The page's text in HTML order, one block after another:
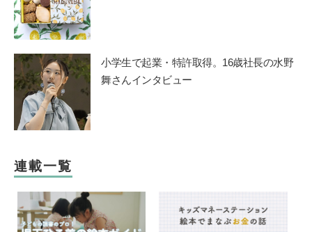
小学生で起業・特許取得。16歳社長の水野
舞さんインタビュー
連載一覧